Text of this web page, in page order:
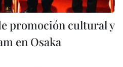
promoción cultural y
en Osaka